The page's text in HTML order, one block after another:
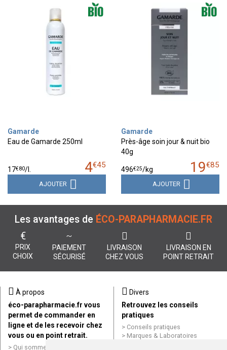
Gamarde
Eau de Gamarde 250ml
4€45
17€80/
AJOUTER
Gamarde
Près-âge soin jour & nuit bio
40g
19€85
496€25/kg
AJOUTER
Les avantages de ÉCO-PARAPHARMACIE.FR
€
PRIX
CHOIX
PAIEMENT
SÉCURISÉ
LIVRAISON
CHEZ VOUS
LIVRAISON EN
POINT RETRAIT
À propos
éco-parapharmacie.fr vous
permet de commander en
ligne et de les recevoir chez
vous ou en point retrait.
Qui sommes nous ?
Divers
Retrouvez les conseils
pratiques
Conseils pratiques
Marques & Laboratoires